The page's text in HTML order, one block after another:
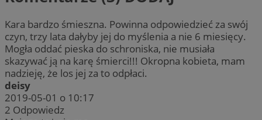
Kara bardzo śmieszna. Powinna odpowiedzieć za swój
czyn, trzy lata dałyby jej do myślenia a nie 6 miesięcy.
Mogła oddać pieska do schroniska, nie musiała
skazywać ją na karę śmierci!!! Okropna kobieta, mam
nadzieję, że los jej za to odpłaci.
deisy
2019-05-01 o 10:17
2 Odpowiedz